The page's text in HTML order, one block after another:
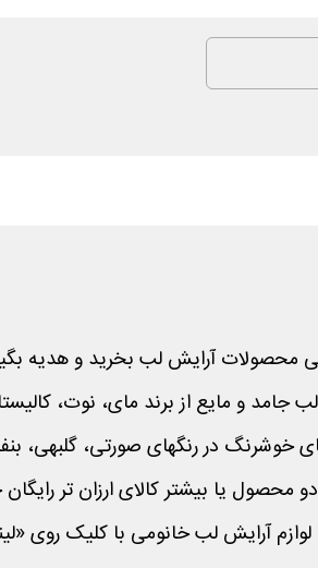
محصولات آرایش لب بخرید و هدیه
لب جامد و مایع از برند مای، نوت،
خوشرنگ در رنگهای صورتی، گلبهی،
محصول یا بیشتر کالای ارزان تر
آرایش لب خانومی با کلیک روی